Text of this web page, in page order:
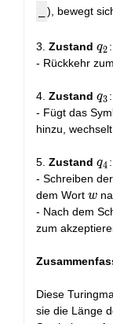
), bewegt
3. Zustand q_2
q2 :
- Rückkehr
4. Zustand q_3
q3 :
- Fügt das
hinzu,
5. Zustand q_4
q4 :
- Schreiben
dem Wort w
w
- Nach dem
zum
Diese
sie die Länge